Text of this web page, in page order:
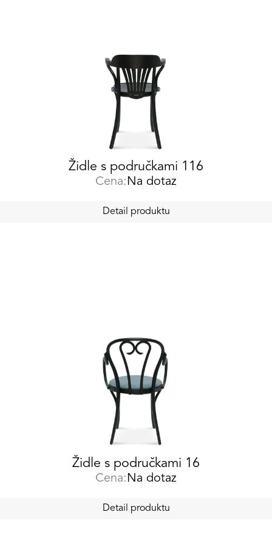
Židle s područkami 116
Cena: Na dotaz
Detail produktu
Židle s područkami 16
Cena: Na dotaz
Detail produktu